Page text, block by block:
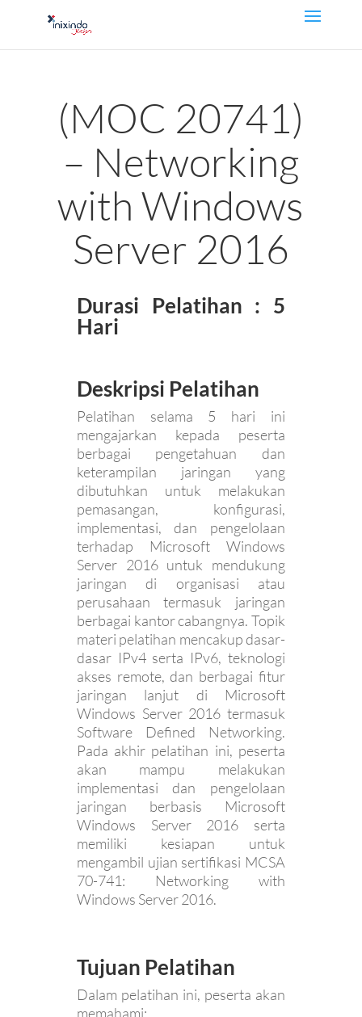
(MOC 20741)
– Networking
with Windows
Server 2016
Durasi Pelatihan : 5
Hari
Deskripsi Pelatihan
Pelatihan selama 5 hari ini
mengajarkan kepada peserta
berbagai pengetahuan dan
keterampilan jaringan yang
dibutuhkan untuk melakukan
pemasangan, konfigurasi,
implementasi, dan pengelolaan
terhadap Microsoft Windows
Server 2016 untuk mendukung
jaringan di organisasi atau
perusahaan termasuk jaringan
berbagai kantor cabangnya. Topik
materi pelatihan mencakup dasar-
dasar IPv4 serta IPv6, teknologi
akses remote, dan berbagai fitur
jaringan lanjut di Microsoft
Windows Server 2016 termasuk
Software Defined Networking.
Pada akhir pelatihan ini, peserta
akan mampu melakukan
implementasi dan pengelolaan
jaringan berbasis Microsoft
Windows Server 2016 serta
memiliki kesiapan untuk
mengambil ujian sertifikasi MCSA
70-741: Networking with
Windows Server 2016.
Tujuan Pelatihan
Dalam pelatihan ini, peserta akan
memahami: